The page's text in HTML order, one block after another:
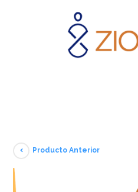
Producto Anterior